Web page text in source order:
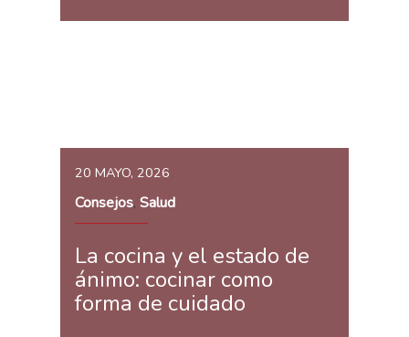
20 MAYO, 2026
Consejos, Salud
La cocina y el estado de
ánimo: cocinar como
forma de cuidado